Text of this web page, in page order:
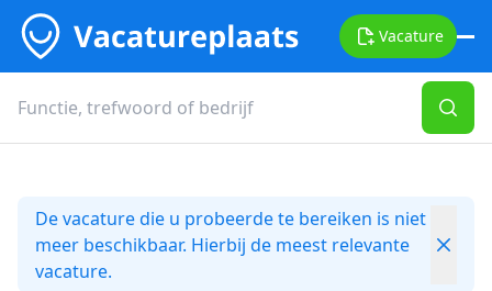
Vacature
De vacature die u probeerde te bereiken is niet
meer beschikbaar. Hierbij de meest relevante
vacature.